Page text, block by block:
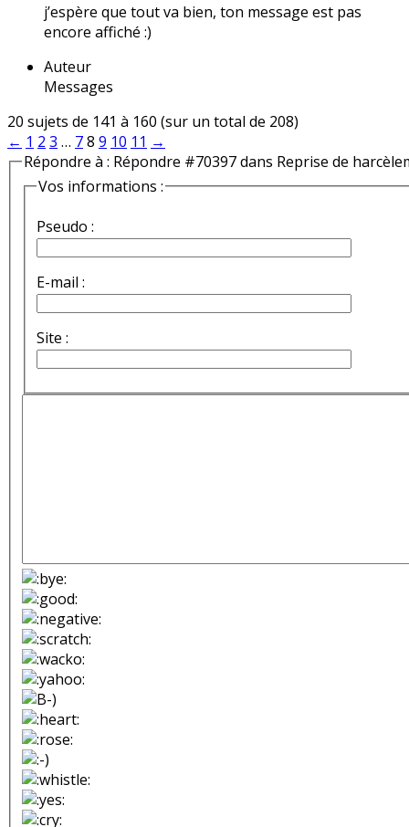
j’espère que tout va bien, ton message est pas
encore affiché :)
Auteur
Messages
20 sujets de 141 à 160 (sur un total de 208)
← 1 2 3 … 78 9 10 11 →
Répondre à : Répondre #70397 dans Reprise de
Vos informations :
Pseudo :
E-mail :
Site :